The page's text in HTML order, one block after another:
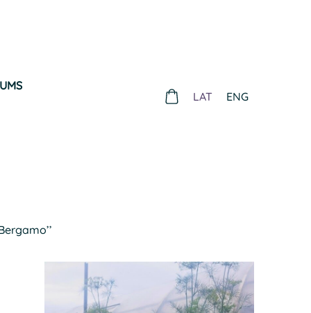
LAT ENG